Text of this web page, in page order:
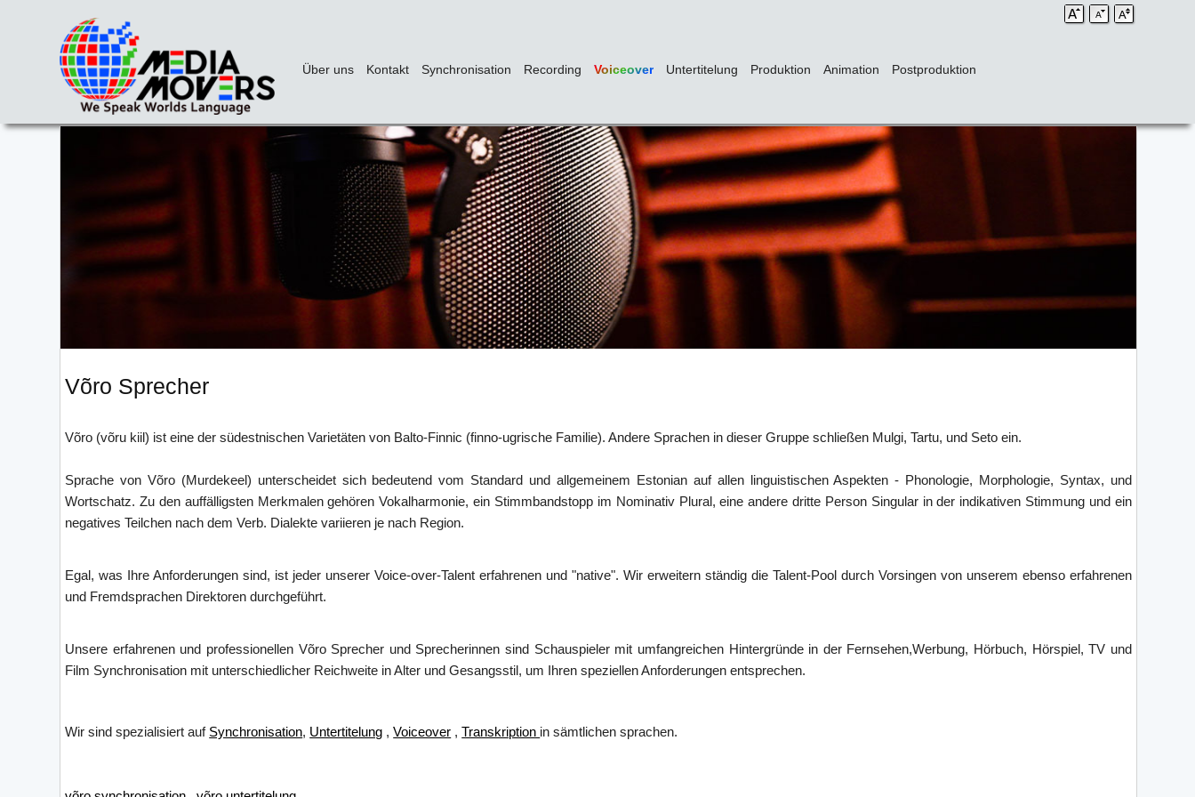
Über uns Kontakt Synchronisation Recording Voiceover Untertitelung Produktion Animation Postproduktion
Võro Sprecher
Võro (võru kiil) ist eine der südestnischen Varietäten von Balto-Finnic (finno-ugrische Familie). Andere Sprachen in dieser Gruppe schließen Mulgi, Tartu, und Seto ein.
Sprache von Võro (Murdekeel) unterscheidet sich bedeutend vom Standard und allgemeinem Estonian auf allen linguistischen Aspekten - Phonologie, Morphologie, Syntax, und
Wortschatz. Zu den auffälligsten Merkmalen gehören Vokalharmonie, ein Stimmbandstopp im Nominativ Plural, eine andere dritte Person Singular in der indikativen Stimmung und ein
negatives Teilchen nach dem Verb. Dialekte variieren je nach Region.
Egal, was Ihre Anforderungen sind, ist jeder unserer Voice-over-Talent erfahrenen und "native". Wir erweitern ständig die Talent-Pool durch Vorsingen von unserem ebenso erfahrenen
und Fremdsprachen Direktoren durchgeführt.
Unsere erfahrenen und professionellen Võro Sprecher und Sprecherinnen sind Schauspieler mit umfangreichen Hintergründe in der Fernsehen,Werbung, Hörbuch, Hörspiel, TV und
Film Synchronisation mit unterschiedlicher Reichweite in Alter und Gesangsstil, um Ihren speziellen Anforderungen entsprechen.
Wir sind spezialisiert auf Synchronisation, Untertitelung ,Voiceover ,Transkription in sämtlichen sprachen.